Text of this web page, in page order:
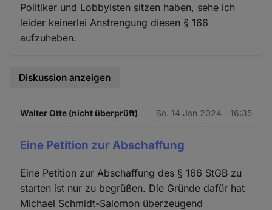
Politiker und Lobbyisten sitzen haben, sehe ich
leider keinerlei Anstrengung diesen § 166
aufzuheben.
Diskussion anzeigen
Walter Otte (nicht überprüft) So. 14 Jan 2024 - 16:35
Eine Petition zur Abschaffung
Eine Petition zur Abschaffung des § 166 StGB zu
starten ist nur zu begrüßen. Die Gründe dafür hat
Michael Schmidt-Salomon überzeugend